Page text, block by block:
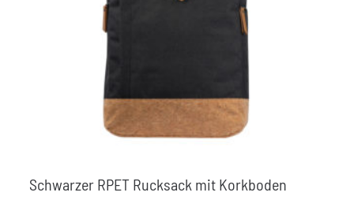
Schwarzer RPET Rucksack mit Korkboden